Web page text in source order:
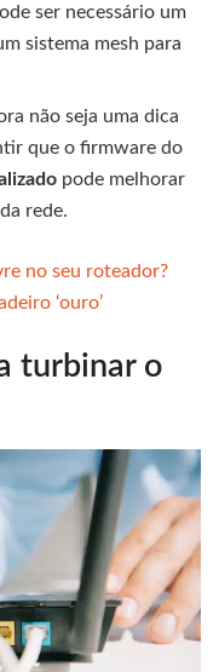
ser necessário um
sistema mesh para
não seja uma dica
que o firmware do
pode melhorar
rede.
no seu roteador?
‘ouro’
turbinar o